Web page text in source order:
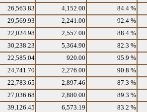
26,563.83 4,152.00 84.4 %
29,569.93 2,241.00 92.4 %
22,024.98 2,557.00 88.4 %
30,238.23 5,364.90 82.3 %
22,585.04 920.00 95.9 %
24,741.70 2,276.00 90.8 %
22,783.65 2,897.46 87.3 %
27,036.68 2,880.00 89.3 %
39,126.45 6,573.19 83.2 %